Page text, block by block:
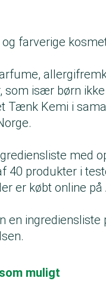
farverige
især børn
Tænk Kemi i
med
40 produkter i
er købt online på
ingrediensliste
muligt